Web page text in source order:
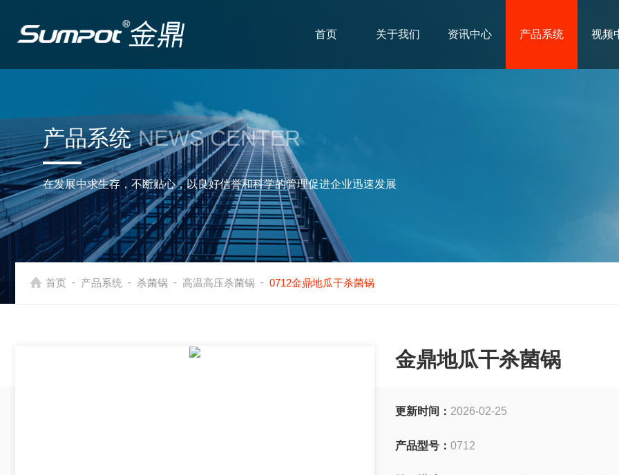
首页 关于我们 资讯中心 产品系统 视频
产品系统 NEWS CENTER
在发展中求生存，不断贴心，以良好信誉和科学的管理促进企业迅速发展
首页 - 产品系统 - 杀菌锅 - 高温高压杀菌锅 - 0712金鼎地瓜干杀菌锅
金鼎地瓜干杀菌锅
更新时间： 2026-02-25
产品型号： 0712